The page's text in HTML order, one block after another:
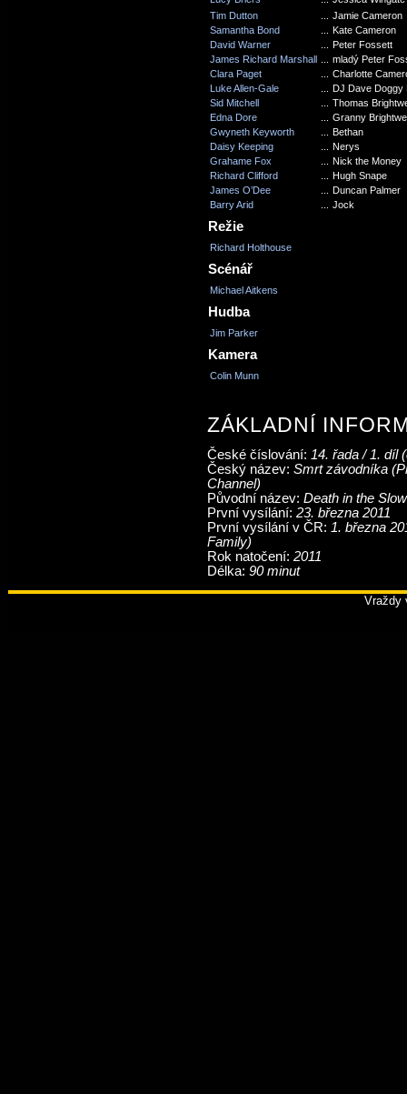
Tim Dutton
Jamie Cameron
Samantha Bond
Kate Cameron
David Warner
Peter Fossett
James Richard Marshall
mladý Peter
Clara Paget
Charlotte
Luke Allen-Gale
DJ Dave Doggy
Sid Mitchell
Thomas
Edna Dore
Granny
Gwyneth Keyworth
Bethan
Daisy Keeping
Nerys
Grahame Fox
Nick the Money
Richard Clifford
Hugh Snape
James O’Dee
Duncan Palmer
Barry Arid
Jock
Režie
Richard Holthouse
Scénář
Michael Aitkens
Hudba
Jim Parker
Kamera
Colin Munn
ZÁKLADNÍ
České číslování: 14. řada / 1. díl
Český název: Smrt závodníka
Channel)
Původní název: Death in the
První vysílání: 23. března 2011
První vysílání v ČR: 1. března
Family)
Rok natočení: 2011
Délka: 90 minut
Vraždy